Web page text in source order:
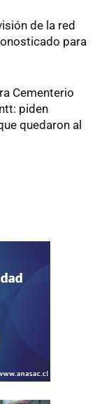
de la red
para
Cementerio
piden
quedaron al